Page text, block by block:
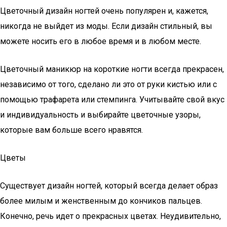
Цветочный дизайн ногтей очень популярен и, кажется,
никогда не выйдет из моды. Если дизайн стильный, вы
можете носить его в любое время и в любом месте.
Цветочный маникюр на короткие ногти всегда прекрасен,
независимо от того, сделано ли это от руки кистью или с
помощью трафарета или стемпинга. Учитывайте свой вкус
и индивидуальность и выбирайте цветочные узоры,
которые вам больше всего нравятся.
Цветы
Существует дизайн ногтей, который всегда делает образ
более милым и женственным до кончиков пальцев.
Конечно, речь идет о прекрасных цветах. Неудивительно,